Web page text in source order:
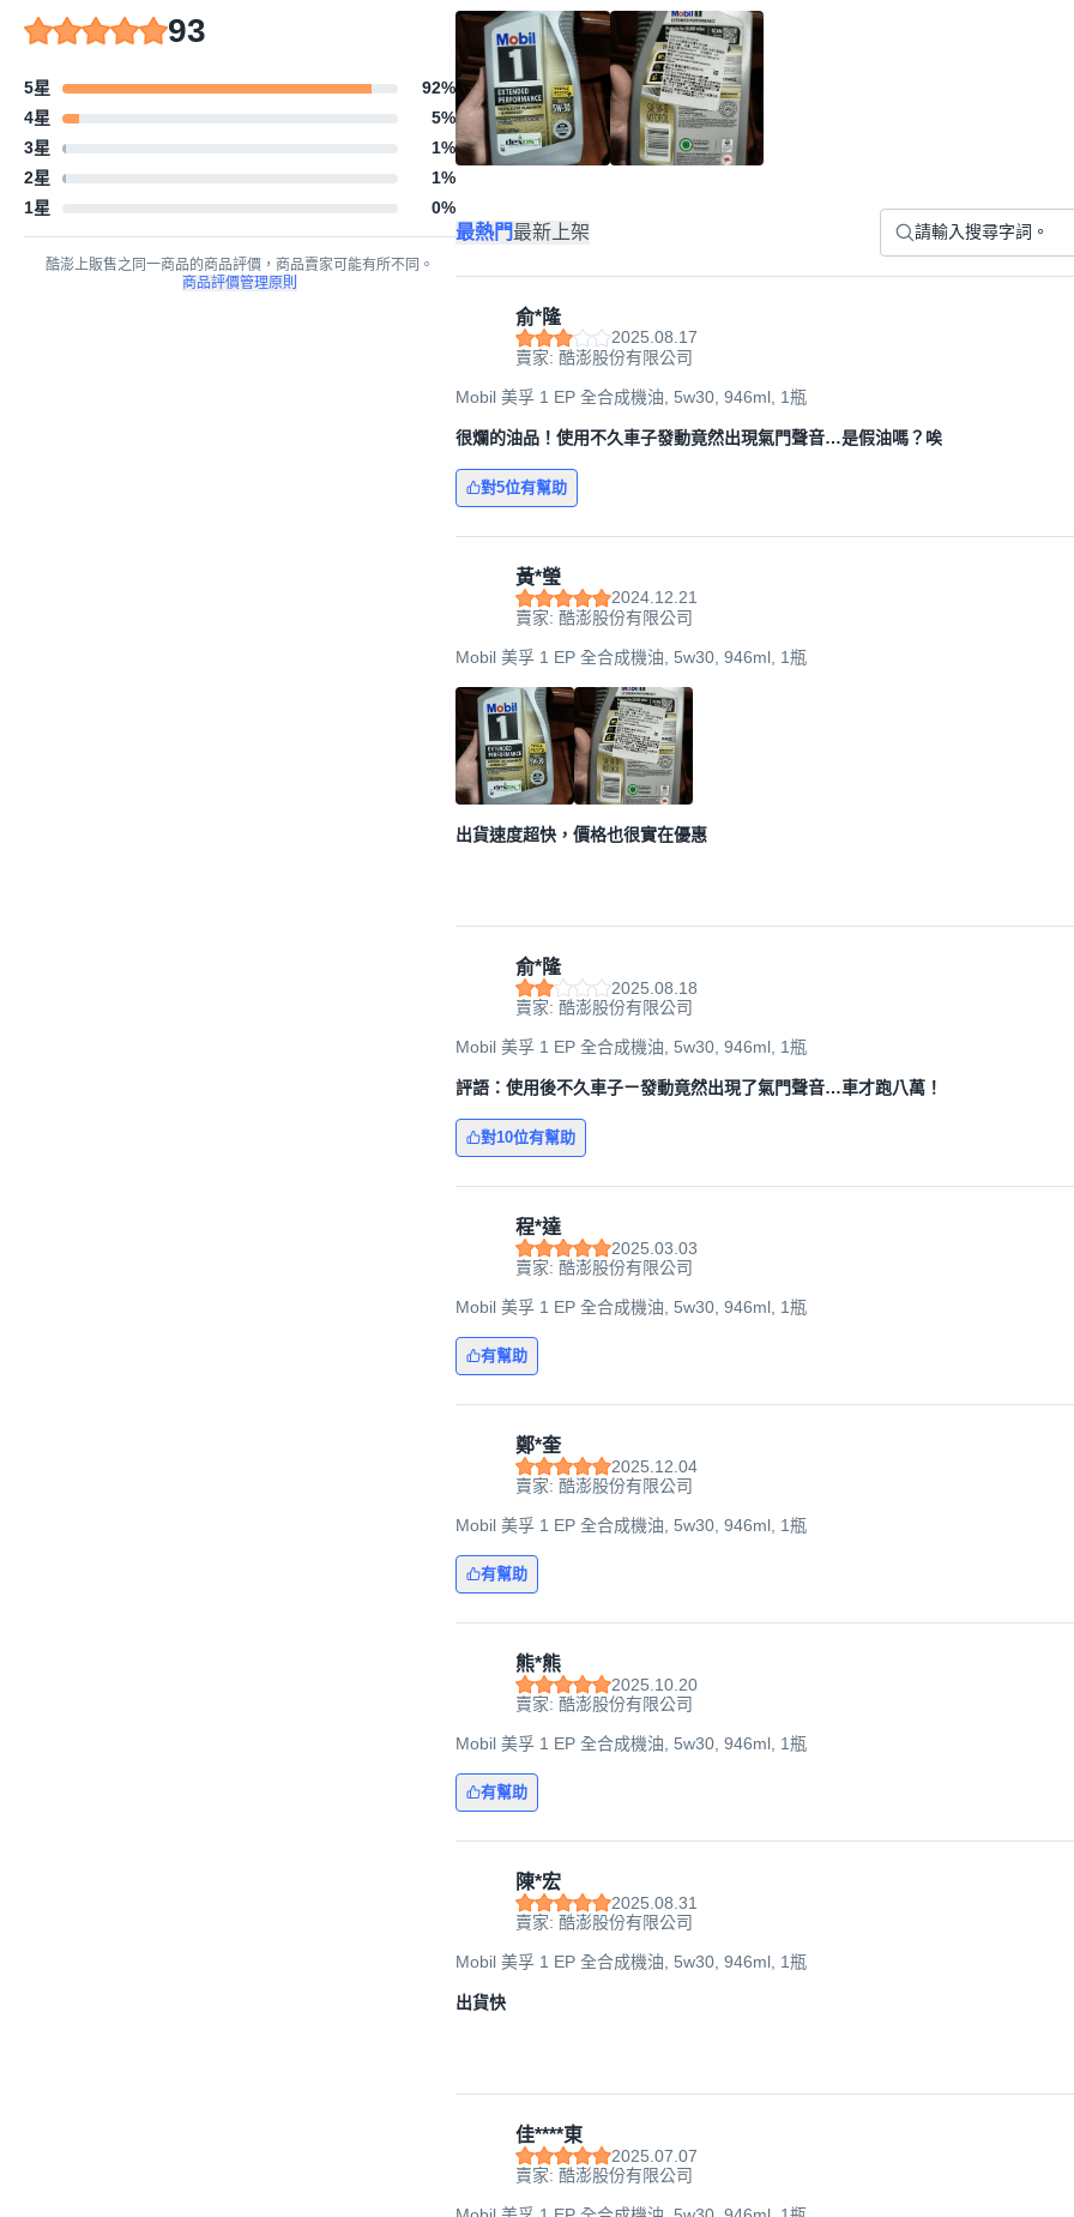
93
5星 92%
4星
5%
3星
1%
2星
1%
1星
0%
酷澎上販售之同一商品的商品評價，商品賣家可能有所不同。
商品評價管理原則
最熱門最新上架
俞*隆
2025.08.17
賣家: 酷澎股份有限公司
Mobil 美孚 1 EP 全合成機油, 5w30, 946ml, 1瓶
很爛的油品！使用不久車子發動竟然出現氣門聲音…是假油嗎？唉
對5位有幫助
黃*瑩
2024.12.21
賣家: 酷澎股份有限公司
Mobil 美孚 1 EP 全合成機油, 5w30, 946ml, 1瓶
出貨速度超快，價格也很實在優惠
俞*隆
2025.08.18
賣家: 酷澎股份有限公司
Mobil 美孚 1 EP 全合成機油, 5w30, 946ml, 1瓶
評語：使用後不久車子ㄧ發動竟然出現了氣門聲音…車才跑八萬！
對10位有幫助
程*達
2025.03.03
賣家: 酷澎股份有限公司
Mobil 美孚 1 EP 全合成機油, 5w30, 946ml, 1瓶
有幫助
鄭*奎
2025.12.04
賣家: 酷澎股份有限公司
Mobil 美孚 1 EP 全合成機油, 5w30, 946ml, 1瓶
有幫助
熊*熊
2025.10.20
賣家: 酷澎股份有限公司
Mobil 美孚 1 EP 全合成機油, 5w30, 946ml, 1瓶
有幫助
陳*宏
2025.08.31
賣家: 酷澎股份有限公司
Mobil 美孚 1 EP 全合成機油, 5w30, 946ml, 1瓶
出貨快
佳****東
2025.07.07
賣家: 酷澎股份有限公司